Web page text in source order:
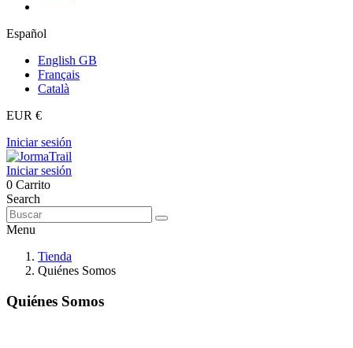
Español
English GB
Français
Català
EUR €
Iniciar sesión
Iniciar sesión
0 Carrito
Search
Menu
Tienda
Quiénes Somos
Quiénes Somos